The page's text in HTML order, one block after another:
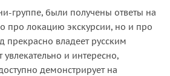
группе, были получены ответы на
про локацию экскурсии, но и про
прекрасно владеет русским
и интересно,
демонстрирует на